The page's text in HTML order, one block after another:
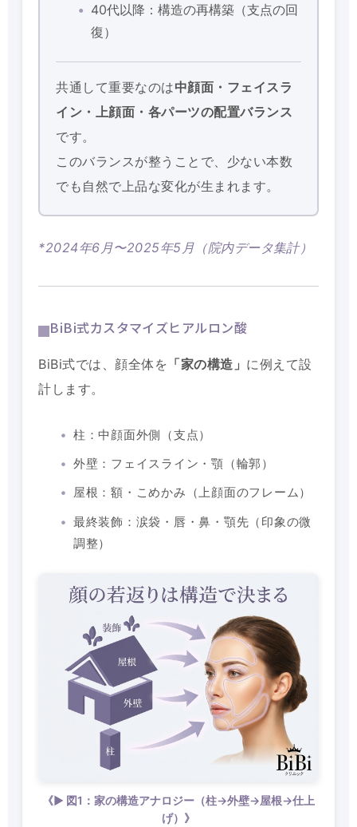
40代以降：構造の再構築（支点の回
復）
共通して重要なのは中顔面・フェイスラ
イン・上顔面・各パーツの配置バランス
です。
このバランスが整うことで、少ない本数
でも自然で上品な変化が生まれます。
*2024年6月〜2025年5月（院内データ集計）
BiBi式カスタマイズヒアルロン酸
BiBi式では、顔全体を 「家の構造」 に例えて設
計します。
柱：中顔面外側（支点）
外壁：フェイスライン・顎（輪郭）
屋根：額・こめかみ（上顔面のフレーム）
最終装飾：涙袋・唇・鼻・顎先（印象の微
調整）
《▶ 図1：家の構造アナロジー（柱→外壁→屋根→仕上
げ）》